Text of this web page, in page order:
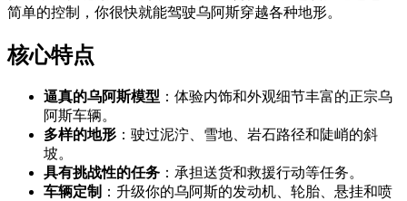
简单的控制，你很快就能驾驶乌阿斯穿越各种地形。
核心特点
逼真的乌阿斯模型 ：体验内饰和外观细节丰富的正宗乌
阿斯车辆。
多样的地形 ：驶过泥泞、雪地、岩石路径和陡峭的斜
坡。
具有挑战性的任务 ：承担送货和救援行动等任务。
车辆定制 ：升级你的乌阿斯的发动机、轮胎、悬挂和喷